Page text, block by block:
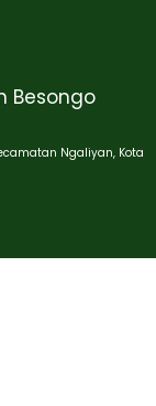
Besongo
Ngaliyan, Kota